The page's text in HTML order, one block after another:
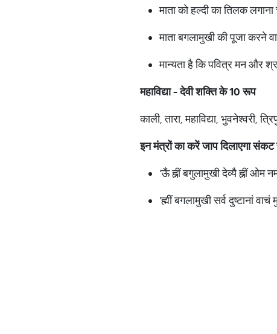
माता को ​​हल्दी का तिलक
माता बगलामुखी की पूजा करने
मान्यता है कि पवित्र मन और
महाविद्या - देवी शक्ति के 10 रूप
काली, तारा, महाविद्या, भुवनेश्वरी,
इन मंत्रों का करें जाप दिलाएगा
'ऊँ ह्नीं बगुलामुखी देव्यै ह्नीं ओम
'ह्मीं बगलामुखी सर्व दुष्टानां